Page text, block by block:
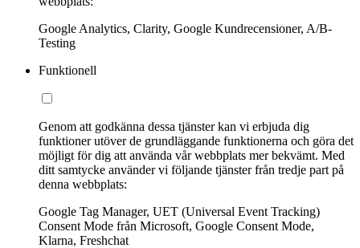
Google Analytics, Clarity, Google Kundrecensioner, A/B-
Testing
Funktionell
Genom att godkänna dessa tjänster kan vi erbjuda dig
funktioner utöver de grundläggande funktionerna och göra det
möjligt för dig att använda vår webbplats mer bekvämt. Med
ditt samtycke använder vi följande tjänster från tredje part på
denna webbplats:
Google Tag Manager, UET (Universal Event Tracking)
Consent Mode från Microsoft, Google Consent Mode,
Klarna, Freshchat